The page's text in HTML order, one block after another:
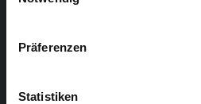
Präferenzen
Statistiken
ONLINE-TICKETS